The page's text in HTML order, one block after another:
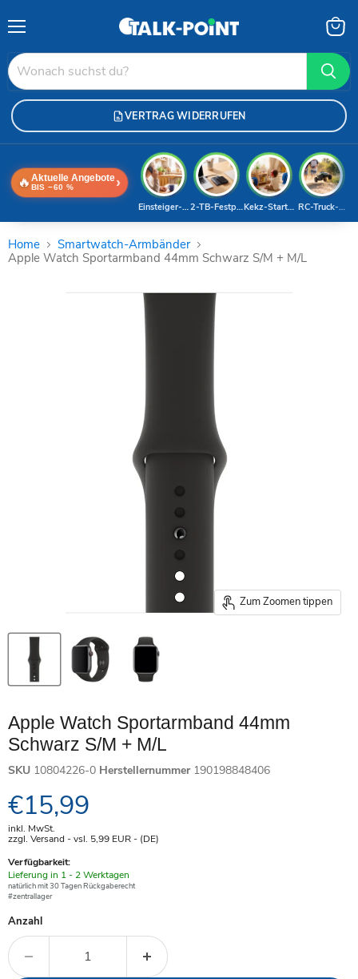
VERTRAG WIDERRUFEN
🔥 Aktuelle Angebote
BIS −60 % ›
RC-Truck-Deal
Kekz-Starterset
2-TB-Festplatte
Einsteiger-Handy
Home
Smartwatch-Armbänder
Apple Watch Sportarmband 44mm Schwarz S/M + M/L
Zum Zoomen tippen
Apple Watch Sportarmband 44mm
Schwarz S/M + M/L
SKU 10804226-0 Herstellernummer 190198848406
Aktueller Preis
€15,99
inkl. MwSt.
zzgl. Versand - vsl. 5,99 EUR- (DE)
Verfügbarkeit:
Verfügbar
-
Lieferung in 1 - 2 Werktagen
natürlich mit 30 Tagen Rückgaberecht
#zentrallager
Anzahl